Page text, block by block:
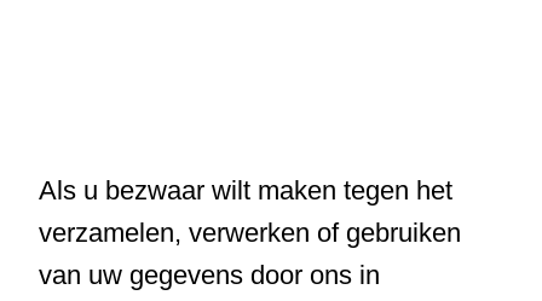
Als u bezwaar wilt maken tegen het
verzamelen, verwerken of gebruiken
van uw gegevens door ons in